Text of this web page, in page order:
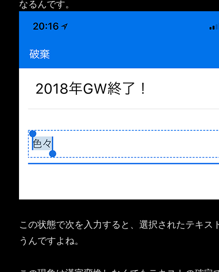
なるんです。
この状態で次を入力すると、選択されたテキス
うんですよね。